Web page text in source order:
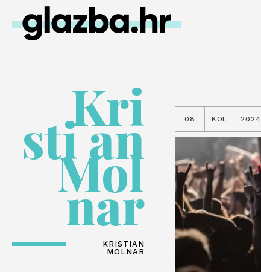
Kri
sti an
Mol
nar
KRISTIAN
MOLNAR
08 KOL 2024